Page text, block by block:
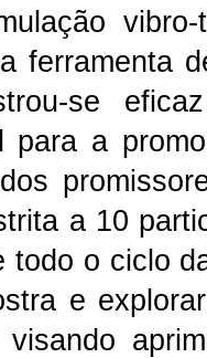
ferramenta
se
para a
a 10
todo o ciclo
e